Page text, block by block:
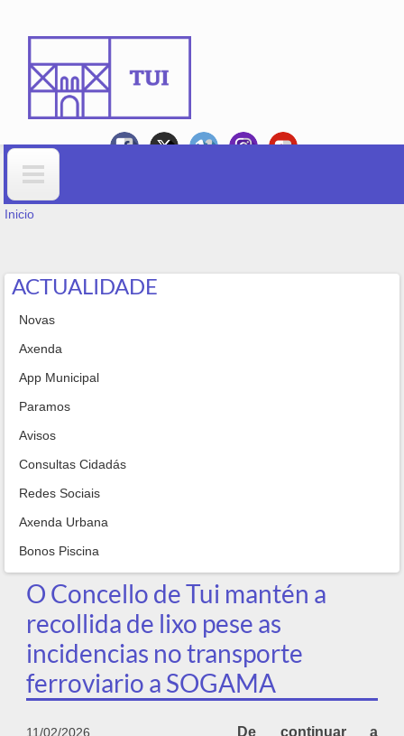
Formulario de busca
VOSTEDE ESTÁ AQUÍ
Inicio
ACTUALIDADE
Novas
Axenda
App Municipal
Paramos
Avisos
Consultas Cidadás
Redes Sociais
Axenda Urbana
Bonos Piscina
O Concello de Tui mantén a
recollida de lixo pese as
incidencias no transporte
ferroviario a SOGAMA
11/02/2026
De continuar a